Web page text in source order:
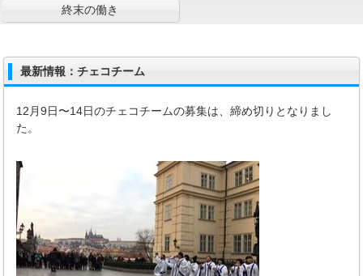
終末の働き
最新情報：チェコチーム
12月9日〜14日のチェコチームの募集は、締め切りとなりまし
た。